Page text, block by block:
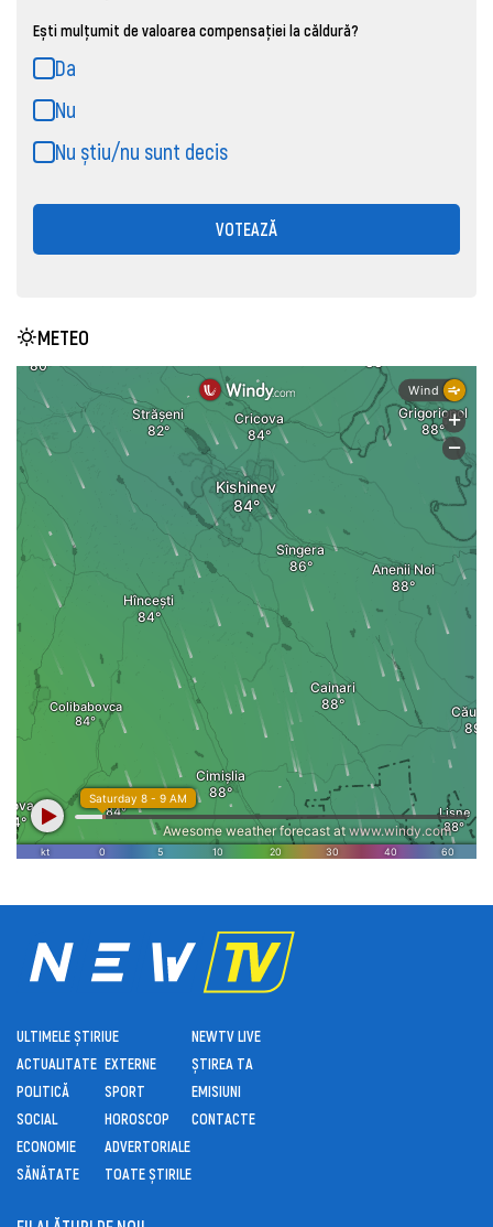
Ești mulțumit de valoarea compensației la căldură?
Da
Nu
Nu știu/nu sunt decis
VOTEAZĂ
METEO
ULTIMELE ȘTIRI
ACTUALITATE
POLITICĂ
SOCIAL
ECONOMIE
SĂNĂTATE
UE
EXTERNE
SPORT
HOROSCOP
ADVERTORIALE
TOATE ȘTIRILE
NEWTV LIVE
ȘTIREA TA
EMISIUNI
CONTACTE